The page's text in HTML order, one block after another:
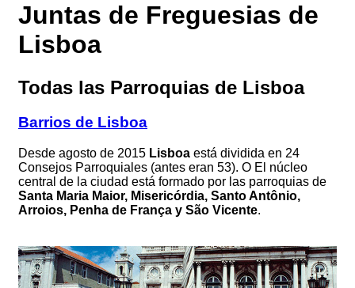
Juntas de Freguesias de
Lisboa
Todas las Parroquias de Lisboa
Barrios de Lisboa
Desde agosto de 2015 Lisboa está dividida en 24
Consejos Parroquiales (antes eran 53). O El núcleo
central de la ciudad está formado por las parroquias de
Santa Maria Maior, Misericórdia, Santo Antônio,
Arroios, Penha de França y São Vicente.